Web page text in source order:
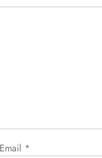
Email *